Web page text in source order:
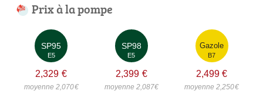
Prix à la pompe
SP95
E5
2,329 €
moyenne 2,070€
SP98
E5
2,399 €
moyenne 2,087€
Gazole
B7
2,499 €
moyenne 2,250€